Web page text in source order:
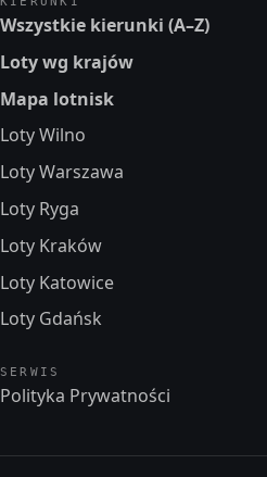
Wszystkie kierunki (A–Z)
Loty wg krajów
Mapa lotnisk
Loty Wilno
Loty Warszawa
Loty Ryga
Loty Kraków
Loty Katowice
Loty Gdańsk
SERWIS
Polityka Prywatności